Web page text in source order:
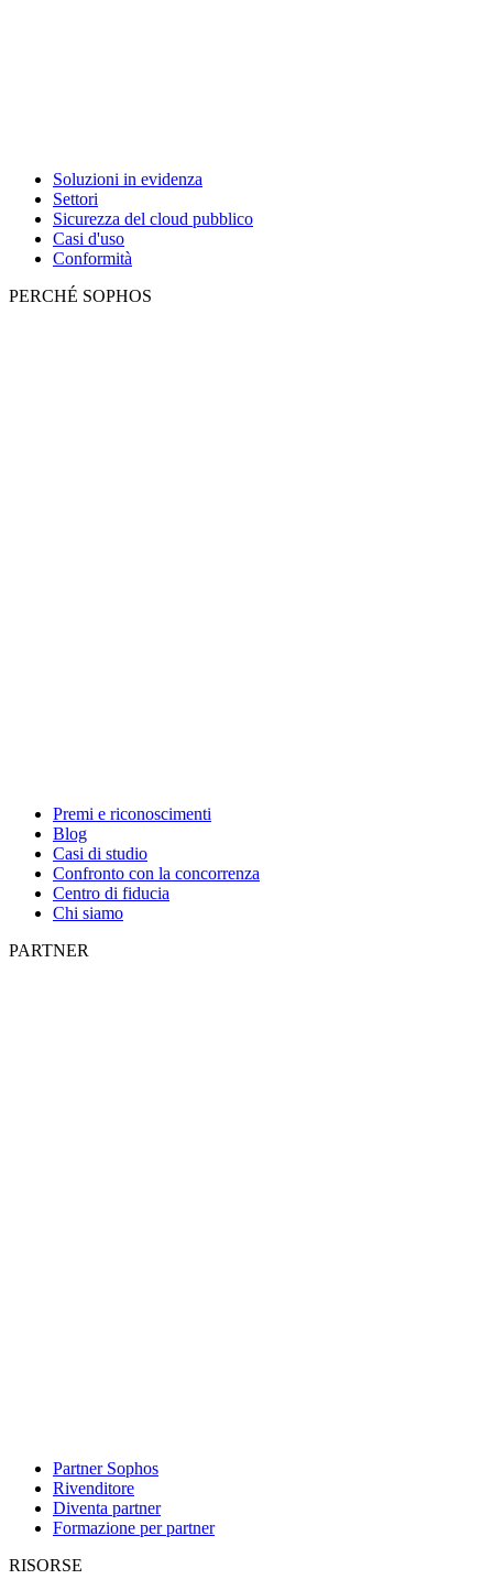
Soluzioni in evidenza
Settori
Sicurezza del cloud pubblico
Casi d'uso
Conformità
PERCHÉ SOPHOS
Premi e riconoscimenti
Blog
Casi di studio
Confronto con la concorrenza
Centro di fiducia
Chi siamo
PARTNER
Partner Sophos
Rivenditore
Diventa partner
Formazione per partner
RISORSE